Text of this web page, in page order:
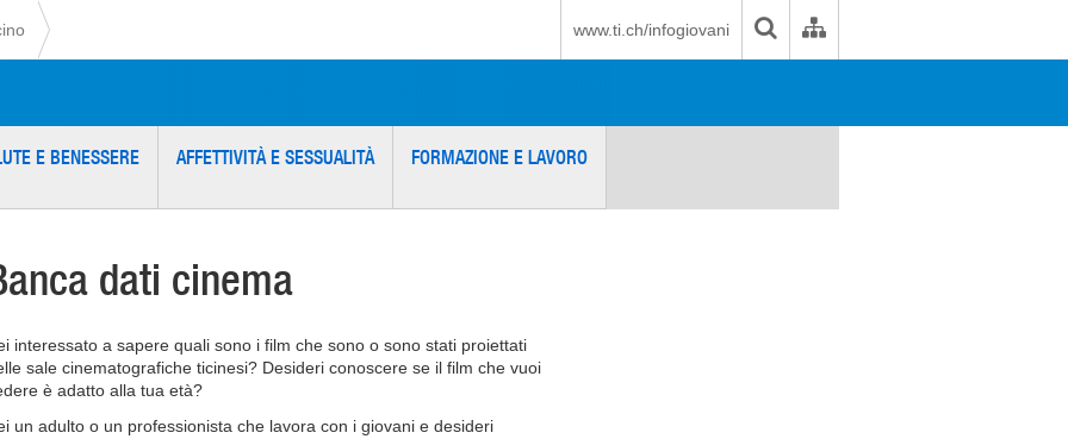
www.ti.ch/infogiovani
E BENESSERE AFFETTIVITÀ E SESSUALITÀ FORMAZIONE E LAVORO
dati cinema
interessato a sapere quali sono i film che sono o sono stati proiettati
sale cinematografiche ticinesi? Desideri conoscere se il film che vuoi
è adatto alla tua età?
un adulto o un professionista che lavora con i giovani e desideri